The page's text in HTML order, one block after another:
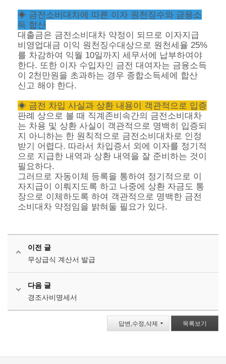
◈ 금전소비대차에 따른 이자 원천징수와 금융소
득 합산
대출금은 금전소비대차 약정이 되므로 이자지급
비영업대금 이익 원천징수대상으로 원천세율 25%
를 차감하여 익월 10일까지 세무서에 납부하여야
한다. 또한 이자 수입자인 금전 대여자는 금융소득
이 2천만원을 초과하는 경우 종합소득세에 합산
신고 해야 한다.
◈ 금전 차입 사실과 상환 내용이 객관적으로 입증
판례 상으로 볼 때 직계존비속간의 금전소비대차
는 차용 및 상환 사실이 객관적으로 명백히 입증되
지 아니하는 한 원칙적으로 금전소비대차로 인정
받기 어렵다. 따라서 차입증서 외에 이자를 정기적
으로 지급한 내역과 상환 내역을 잘 준비하는 것이
필요하다.
그러므로 자동이체 등록을 통하여 정기적으로 이
자지급이 이뤄지도록 하고 나중에 상환 자금도 통
장으로 이체하도록 하여 객관적으로 명백한 금전
소비대차 약정임을 밝혀둘 필요가 있다.
이전 글
무상급식 계산서 발급
다음 글
경조사비명세서
답변,수정,삭제 목록보기